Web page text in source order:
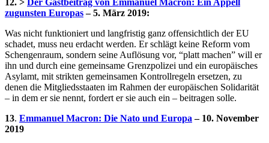
12. > Der Gastbeitrag von Emmanuel Macron: Ein Appell
zugunsten Europas– 5. März 2019:
Was nicht funktioniert und langfristig ganz offensichtlich der EU
schadet, muss neu erdacht werden. Er schlägt keine Reform vom
Schengenraum, sondern seine Auflösung vor, “platt machen” will er
ihn und durch eine gemeinsame Grenzpolizei und ein europäisches
Asylamt, mit strikten gemeinsamen Kontrollregeln ersetzen, zu
denen die Mitgliedsstaaten im Rahmen der europäischen Solidarität
– in dem er sie nennt, fordert er sie auch ein – beitragen solle.
13. Emmanuel Macron: Die Nato und Europa – 10. November
2019